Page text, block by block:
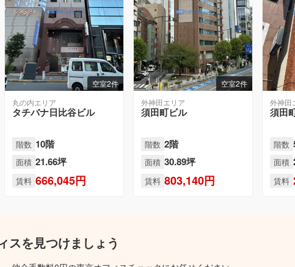
空室2件
丸の内エリア
タチバナ日比谷ビル
階数 10階
面積 21.66坪
賃料 666,045円
空室2件
外神田エリア
須田町ビル
階数 2階
面積 30.89坪
賃料 803,140円
外神田
須田
階数
面積
賃料
スを見つけましょう